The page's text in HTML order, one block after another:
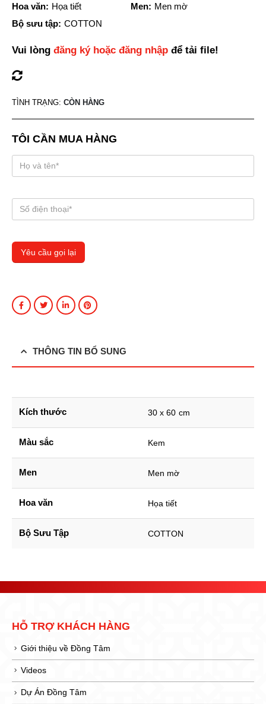
Hoa văn: Họa tiết Men: Men mờ
Bộ sưu tập: COTTON
Vui lòng đăng ký hoặc đăng nhập để tải file!
TÌNH TRẠNG: CÒN HÀNG
TÔI CẦN MUA HÀNG
THÔNG TIN BỔ SUNG
Kích thước 30 x 60 cm
Màu sắc Kem
Men Men mờ
Hoa văn Họa tiết
Bộ Sưu Tập COTTON
HỖ TRỢ KHÁCH HÀNG
Giới thiệu về Đồng Tâm
Videos
Dự Án Đồng Tâm